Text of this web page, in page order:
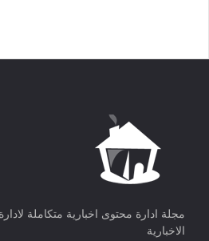
مجلة ادارة محتوى اخبارية متكاملة
الاخبارية